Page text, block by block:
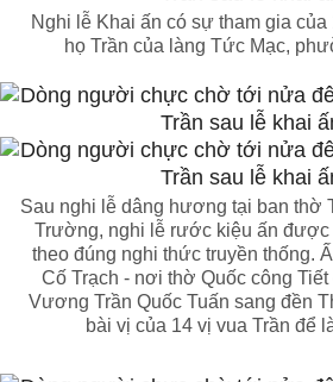
Nghi lễ Khai ấn có sự tham gia của
họ Trần của làng Tức Mạc,
Sau nghi lễ dâng hương tại ban thờ
Trường, nghi lễ rước kiệu ấn được
theo đúng nghi thức truyền thống.
Cố Trạch - nơi thờ Quốc công
Vương Trần Quốc Tuấn sang đền
bài vị của 14 vị vua Trần để